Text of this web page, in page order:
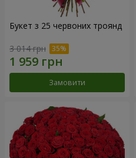
Букет з 25 червоних троянд
3 014 грн
Замовити